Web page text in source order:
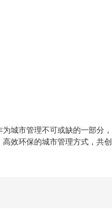
市管理不可或缺的一部分，
效环保的城市管理方式，共